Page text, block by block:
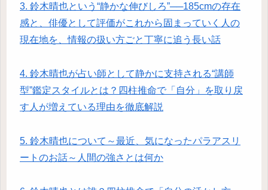
3. 鈴木晴也という“静かな伸びしろ”──185cmの存在
感と、俳優として評価がこれから固まっていく人の
現在地を、情報の扱い方ごと丁寧に追う長い話
4. 鈴木晴也が占い師として静かに支持される“講師
型”鑑定スタイルとは？四柱推命で「自分」を取り戻
す人が増えている理由を徹底解説
5. 鈴木晴也について～最近、気になったパラアスリ
ートのお話～人間の強さとは何か